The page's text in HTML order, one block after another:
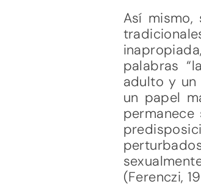
Así
palabras
adulto y un
un papel
(Ferenczi,